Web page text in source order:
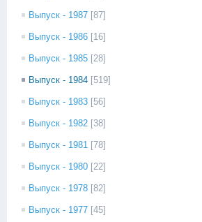
Выпуск - 1987 [87]
Выпуск - 1986 [16]
Выпуск - 1985 [28]
Выпуск - 1984 [519]
Выпуск - 1983 [56]
Выпуск - 1982 [38]
Выпуск - 1981 [78]
Выпуск - 1980 [22]
Выпуск - 1978 [82]
Выпуск - 1977 [45]